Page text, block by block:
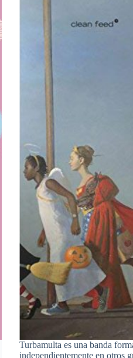
Turbamulta es una banda
independientemente en otros